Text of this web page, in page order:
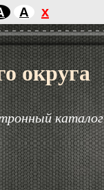
A x
округа
каталог